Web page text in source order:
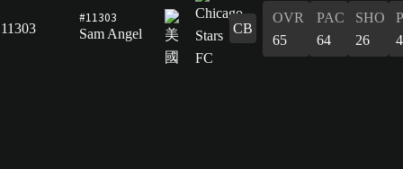
11303
#11303
Sam Angel
CB
OVR
65
PAC
64
SHO
26